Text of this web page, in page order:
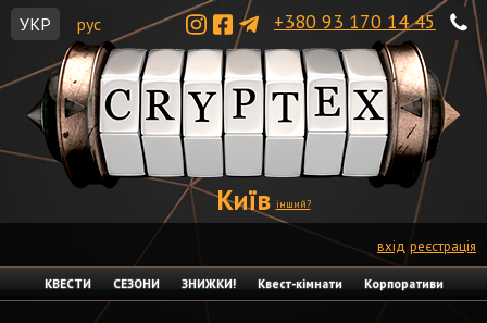
+380 93 170 14 45
Київ інший?
вхід реєстрація
КВЕСТИ СЕЗОНИ ЗНИЖКИ! Квест-кімнати Корпоративи
УКР рус